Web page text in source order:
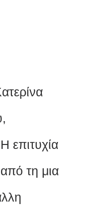
επιτυχία
τη μια